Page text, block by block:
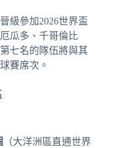
級參加2026世界盃
瓜多、千哥倫比
七名的隊伍將與其
賽席次。
（大洋洲區直通世界